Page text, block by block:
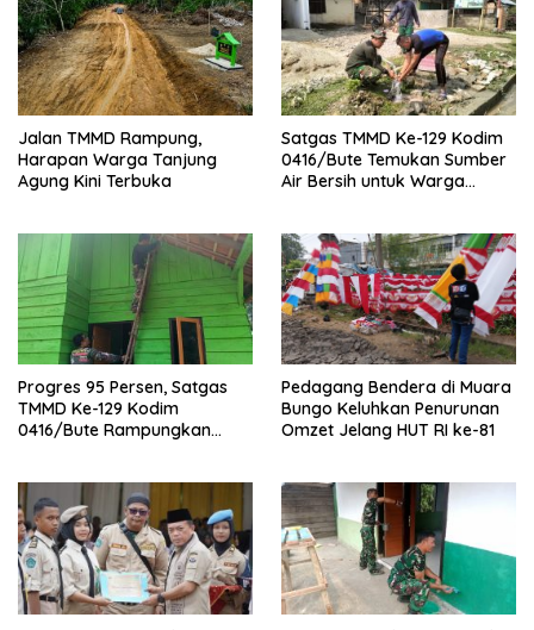
Jalan TMMD Rampung,
Harapan Warga Tanjung
Agung Kini Terbuka
Satgas TMMD Ke-129 Kodim
0416/Bute Temukan Sumber
Air Bersih untuk Warga
Progres 95 Persen, Satgas
TMMD Ke-129 Kodim
0416/Bute Rampungkan
Pedagang Bendera di Muara
Bungo Keluhkan Penurunan
Omzet Jelang HUT RI ke-81